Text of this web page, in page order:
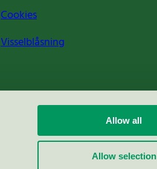
Allow all
Allow selection
Cookies
Visselblåsning